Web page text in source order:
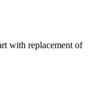
with replacement of